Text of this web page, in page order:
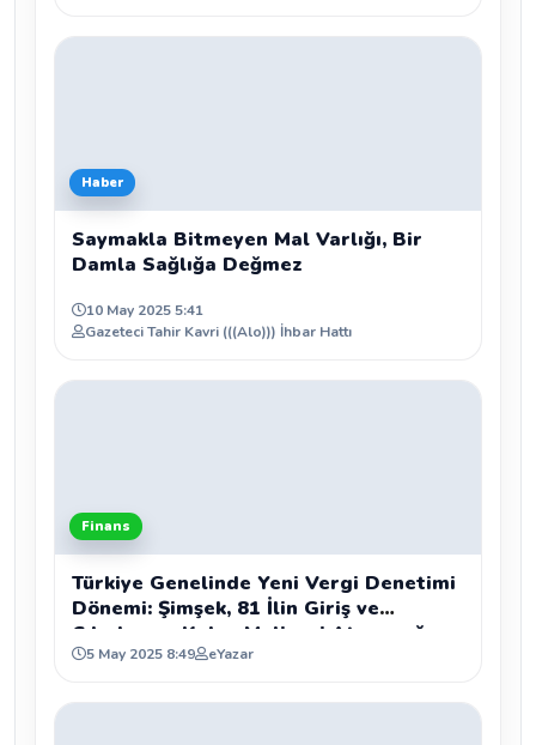
Haber
Saymakla Bitmeyen Mal Varlığı, Bir
Damla Sağlığa Değmez
10 May 2025 5:41
Gazeteci Tahir Kavri (((Alo))) İhbar Hattı
Finans
Türkiye Genelinde Yeni Vergi Denetimi
Dönemi: Şimşek, 81 İlin Giriş ve
Çıkışlarına Kalıcı Maliyeci Atanacağını
Duyurdu
5 May 2025 8:49 eYazar